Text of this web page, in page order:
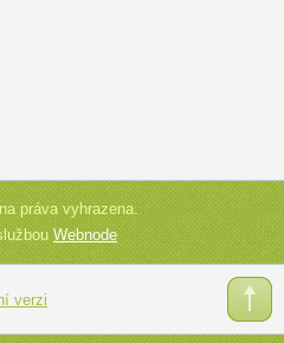
práva vyhrazena.
Webnode
verzi